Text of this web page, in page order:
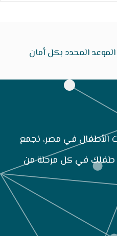
المحدد بكل أمان
الأطفال في مصر، نجمع
طفلك في كل مرحلة من